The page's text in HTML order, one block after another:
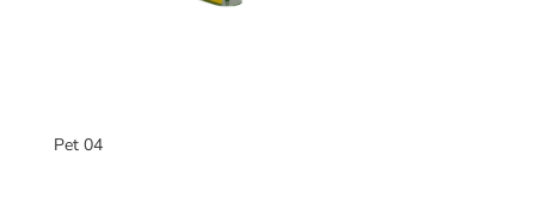
Pet 04